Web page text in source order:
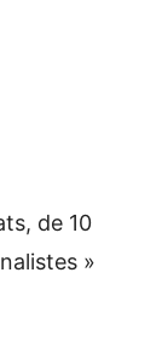
de 10
»